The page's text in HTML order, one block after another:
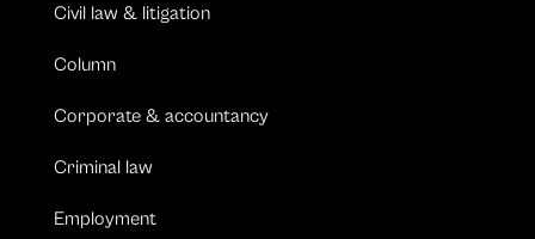
Civil law & litigation
Column
Corporate & accountancy
Criminal law
Employment